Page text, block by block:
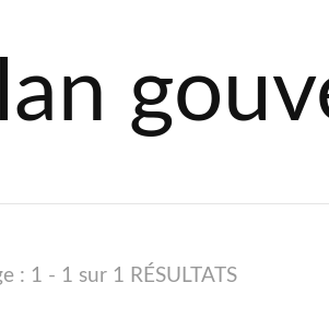
: 1 - 1 sur 1 RÉSULTATS